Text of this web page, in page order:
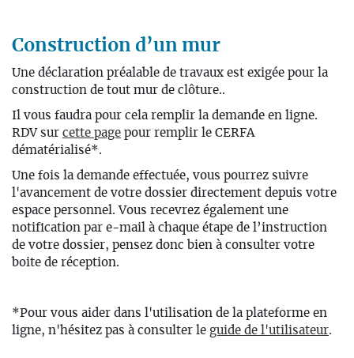
Construction d’un mur
Une déclaration préalable de travaux est exigée pour la
construction de tout mur de clôture..
Il vous faudra pour cela remplir la demande en ligne.
RDV sur cette page pour remplir le CERFA
dématérialisé*.
Une fois la demande effectuée, vous pourrez suivre
l'avancement de votre dossier directement depuis votre
espace personnel. Vous recevrez également une
notification par e-mail à chaque étape de l’instruction
de votre dossier, pensez donc bien à consulter votre
boite de réception.
*Pour vous aider dans l'utilisation de la plateforme en
ligne, n'hésitez pas à consulter le guide de l'utilisateur.